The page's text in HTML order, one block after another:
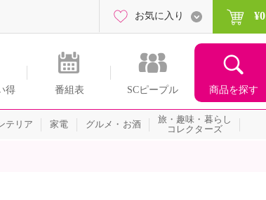
得 番組表 SCピープル 商品を探す
お気に入り ¥0
テリア 家電 グルメ・お酒
旅・趣味・暮らし
コレクターズ